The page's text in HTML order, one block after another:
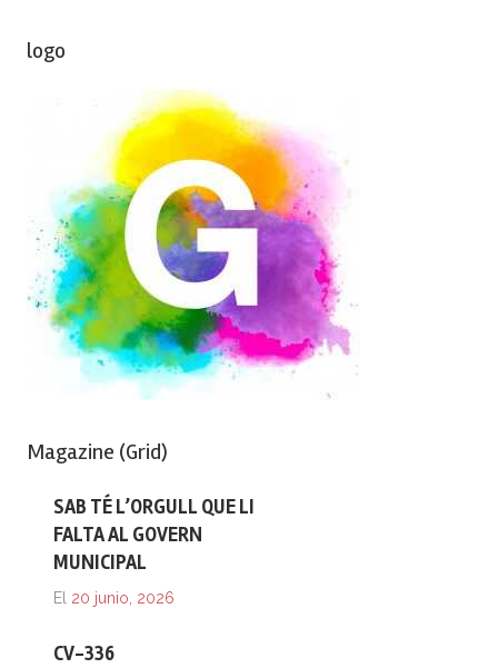
logo
Magazine (Grid)
SAB TÉ L’ORGULL QUE LI
FALTA AL GOVERN
MUNICIPAL
El 20 junio, 2026
CV-336